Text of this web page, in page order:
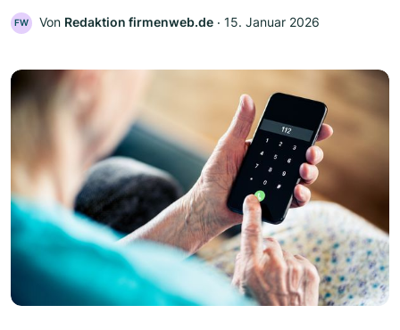
FW Von Redaktion firmenweb.de ‧ 15. Januar 2026